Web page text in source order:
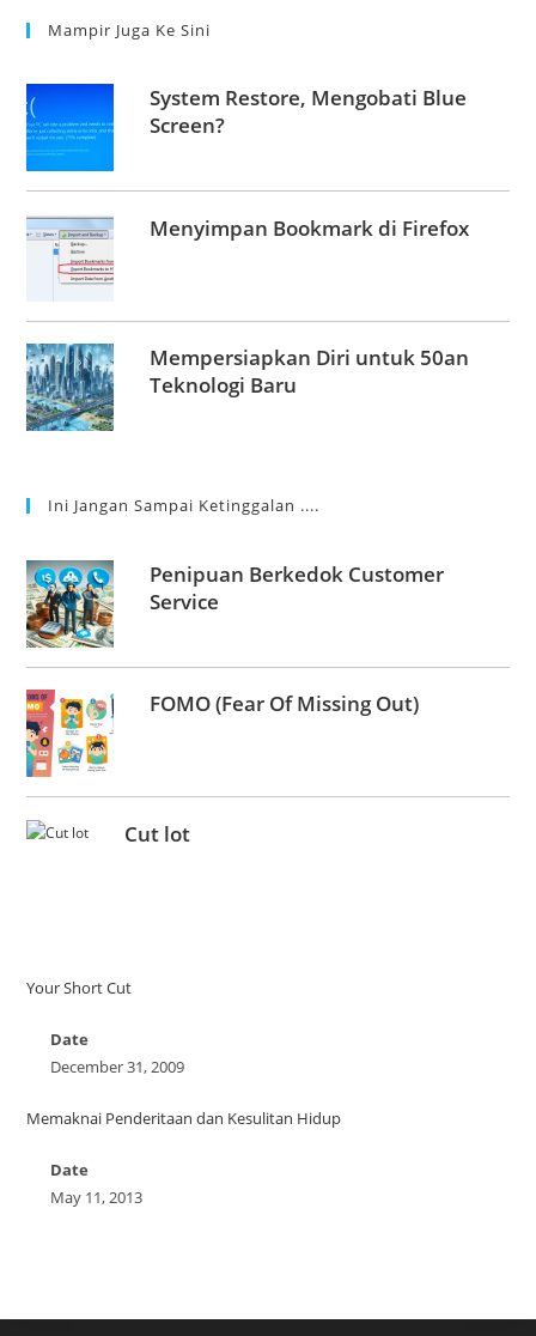
Mampir Juga Ke Sini
System Restore, Mengobati Blue
Screen?
Menyimpan Bookmark di Firefox
Mempersiapkan Diri untuk 50an
Teknologi Baru
Ini Jangan Sampai Ketinggalan ....
Penipuan Berkedok Customer
Service
FOMO (Fear Of Missing Out)
Cut lot
Your Short Cut
Date
December 31, 2009
Memaknai Penderitaan dan Kesulitan Hidup
Date
May 11, 2013